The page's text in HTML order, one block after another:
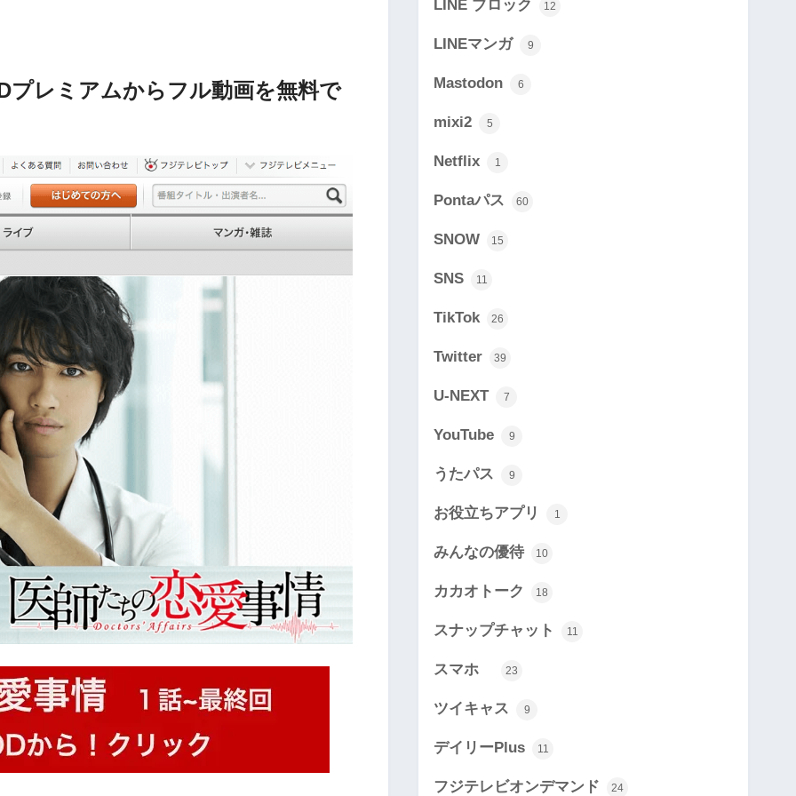
プレミアムからフル動画を無料で
LINE ブロック 12
LINEマンガ 9
Mastodon 6
mixi2 5
Netflix 1
Pontaパス 60
SNOW 15
SNS 11
TikTok 26
Twitter 39
U-NEXT 7
YouTube 9
うたパス 9
お役立ちアプリ 1
みんなの優待 10
カカオトーク 18
スナップチャット 11
スマホ 23
ツイキャス 9
デイリーPlus 11
フジテレビオンデマンド 24